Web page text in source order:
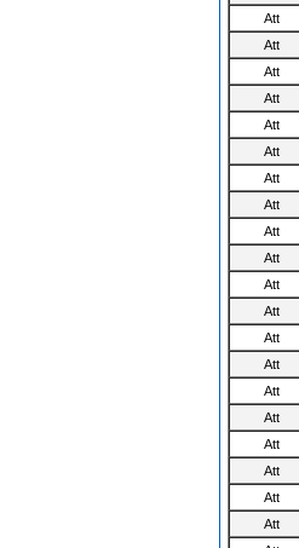
Att
Att
Att
Att
Att
Att
Att
Att
Att
Att
Att
Att
Att
Att
Att
Att
Att
Att
Att
Att